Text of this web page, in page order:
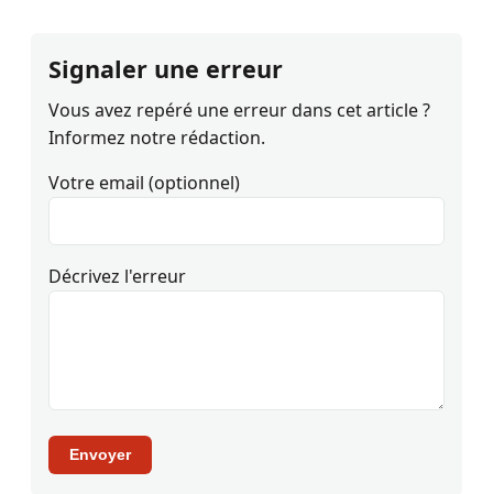
Signaler une erreur
Vous avez repéré une erreur dans cet article ?
Informez notre rédaction.
Votre email (optionnel)
Décrivez l'erreur
Envoyer